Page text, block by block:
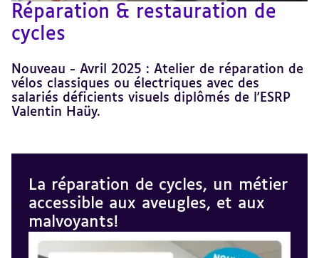
Réparation & restauration de
cycles
Nouveau - Avril 2025 : Atelier de réparation de
vélos classiques ou électriques avec des
salariés déficients visuels diplômés de l'ESRP
Valentin Haüy.
La réparation de cycles, un métier
accessible aux aveugles, et aux
malvoyants!
Revenir
au
sommaire